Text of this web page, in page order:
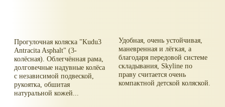
Прогулочная коляска "Kudu3
Antracita Asphalt" (3-
колёсная). Облегчённая рама,
долговечные надувные колёса
с независимой подвеской,
рукоятка, обшитая
натуральной кожей...
Удобная, очень устойчивая,
маневренная и лёгкая, а
благодаря передовой системе
складывания, Skyline по
праву считается очень
компактной детской коляской.